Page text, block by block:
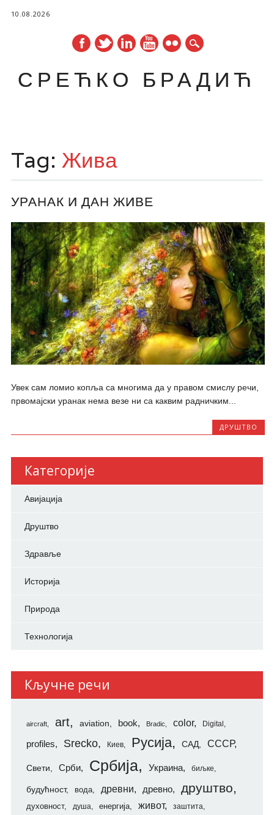
10.08.2026
СРЕЋКО БРАДИЋ
content
Tag: Жива
УРАНАК И ДАН ЖИВЕ
Увек сам ломио копља са многима да у правом смислу речи,
првомајски уранак нема везе ни са каквим радничким...
ДРУШТВО
Категорије
Авијација
Друштво
Здравље
Историја
Природа
Технологија
Кључне речи
aircraft art aviation book Bradic color Digital
profiles Srecko Киев Русија САД СССР
Свети Срби Србија Украина биљке
будућност вода древни древно друштво
духовност душа енергија живот заштита